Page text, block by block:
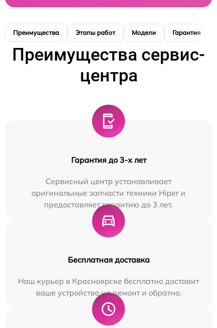
Преимущества Этапы работ Модели Гарантия
Преимущества сервис-
центра
Гарантия до 3-х лет
Сервисный центр устанавливает
оригинальные запчасти техники Hiper и
предоставляет гарантию до 3 лет.
Бесплатная доставка
Наш курьер в Красноярске бесплатно доставит
ваше устройство на ремонт и обратно.